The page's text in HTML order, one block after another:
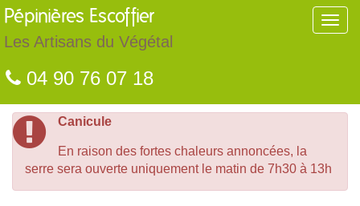
Pépinières Escoffier
Les Artisans du Végétal
04 90 76 07 18
Canicule
En raison des fortes chaleurs annoncées, la
serre sera ouverte uniquement le matin de 7h30 à 13h